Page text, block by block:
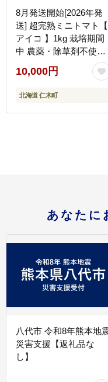
8月発送開始[2026年発
送] 超完熟ミニトマト【
アイコ 】1kg 栽培期間
中 農薬・除草剤不使用
サイズ混載 トマト ミニ
トマト 野菜 北海道 仁
町 [アイコファーム]
10,000円
北海道 仁木町
あなたに
八代市 令和8年熊本地
災害支援【返礼品な
し】